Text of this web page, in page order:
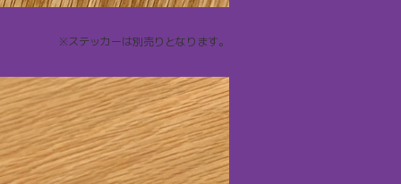
※ステッカーは別売りとなります。